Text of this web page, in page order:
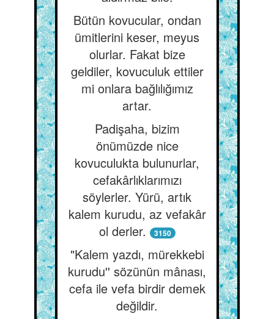
Bütün kovucular, ondan
ümitlerini keser, meyus
olurlar. Fakat bize
geldiler, kovuculuk ettiler
mi onlara bağlılığımız
artar.
Padişaha, bizim
önümüzde nice
kovuculukta bulunurlar,
cefakârlıklarımızı
söylerler. Yürü, artık
kalem kurudu, az vefakâr
ol derler.
3150
"Kalem yazdı, mürekkebi
kurudu'' sözünün mânası,
cefa ile vefa birdir demek
değildir.